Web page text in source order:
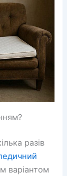
разів
варіантом